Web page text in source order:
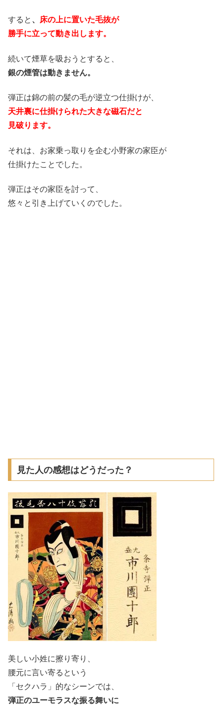
すると 、 床の上に置いた毛抜が
勝手に立って動き出します。
続いて煙草を吸おうとすると、
銀の煙管は動きません。
弾正は錦の前の髪の毛が逆立つ仕掛けが、
天井裏に仕掛けられた大きな磁石だと
見破ります。
それは、お家乗っ取りを企む小野家の家臣が
仕掛けたことでした。
弾正はその家臣を討って、
悠々と引き上げていくのでした。
見た人の感想はどうだった？
美しい小姓に擦り寄り、
腰元に言い寄るという
「セクハラ」的なシーンでは、
弾正のユーモラスな振る舞いに